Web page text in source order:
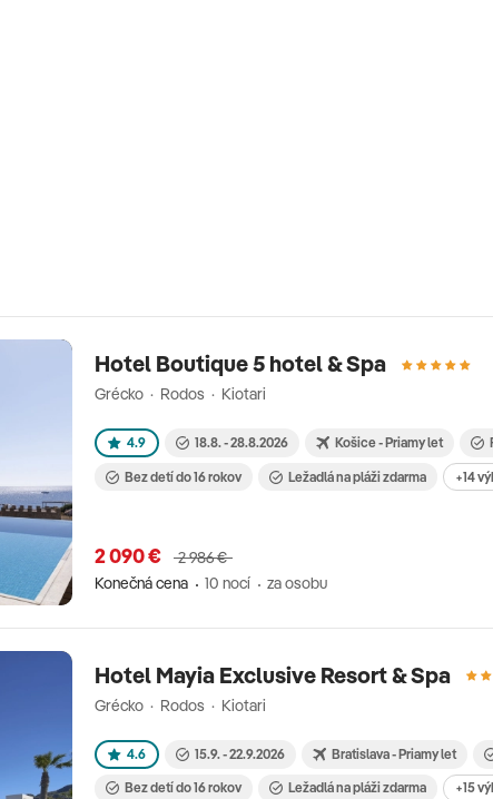
Hotel Boutique 5 hotel & Spa
Grécko · Rodos · Kiotari
4.9 18.8. - 28.8.2026 Košice - Priamy let
Bez detí do 16 rokov Ležadlá na pláži zdarma +14
2 090 €
2 986 €
Konečná cena
10 nocí za osobu
Hotel Mayia Exclusive Resort & Spa
Grécko · Rodos · Kiotari
4.6 15.9. - 22.9.2026 Bratislava - Priamy let
Bez detí do 16 rokov Ležadlá na pláži zdarma +15